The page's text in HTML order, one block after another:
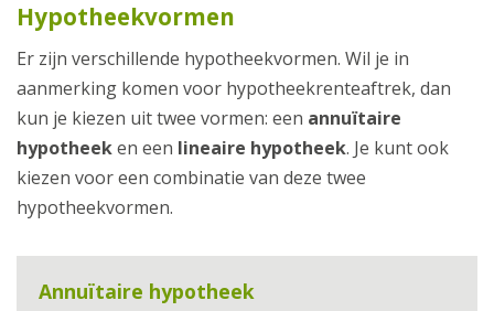
Hypotheekvormen
Er zijn verschillende hypotheekvormen. Wil je in
aanmerking komen voor hypotheekrenteaftrek, dan
kun je kiezen uit twee vormen: een annuïtaire
hypotheeken een lineaire hypotheek. Je kunt ook
kiezen voor een combinatie van deze twee
hypotheekvormen.
Annuïtaire hypotheek